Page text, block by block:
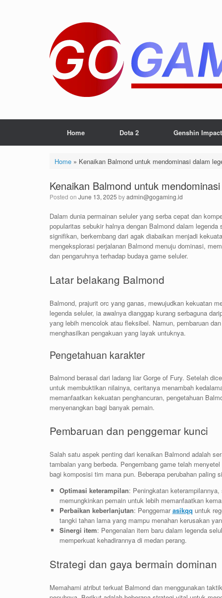
Home Dota 2 Genshin Impact
Home» Kenaikan Balmond untuk mendominasi dalam
Kenaikan Balmond untuk
Posted on June 13, 2025 byadmin@gogaming.id
Dalam dunia permainan seluler yang serba cepat dan
popularitas sebukir halnya dengan Balmond dalam
signifikan, berkembang dari agak diabaikan menjadi
mengeksplorasi perjalanan Balmond menuju dominasi,
dan pengaruhnya terhadap budaya game seluler.
Latar belakang Balmond
Balmond, prajurit orc yang ganas, mewujudkan kekuatan
legenda seluler, ia awalnya dianggap kurang serbaguna
yang lebih mencolok atau fleksibel. Namun, pembaruan
menghasilkan pengakuan yang layak untuknya.
Pengetahuan karakter
Balmond berasal dari ladang liar Gorge of Fury. Setelah
untuk membuktikan nilainya, ceritanya menambah
memanfaatkan kekuatan penghancuran, pengetahuan
menyenangkan bagi banyak pemain.
Pembaruan dan penggemar kunci
Salah satu aspek penting dari kenaikan Balmond adalah
tambalan yang berbeda. Pengembang game telah
bagi komposisi tim mana pun. Beberapa perubahan paling
Optimasi keterampilan: Peningkatan
memungkinkan pemain untuk lebih memanfaatkan
Perbaikan keberlanjutan: Penggemarasikqq untuk
tangki tahan lama yang mampu menahan kerusakan
Sinergi item: Pengenalan item baru dalam legenda
memperkuat kehadirannya di medan perang.
Strategi dan gaya bermain dominan
Memahami atribut terkuat Balmond dan menggunakan